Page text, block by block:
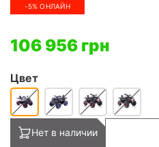
-5% ОНЛАЙН
106 956 грн
Цвет
Нет в наличии